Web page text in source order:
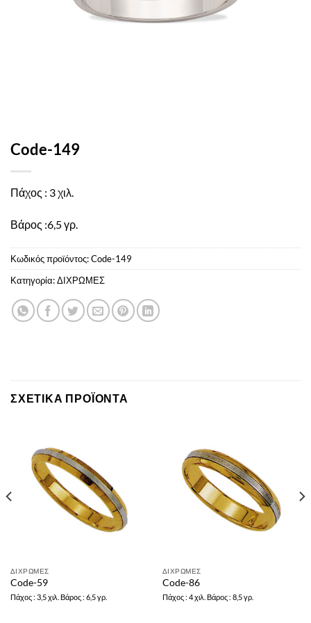
Code-149
Πάχος : 3 χιλ.
Βάρος :6,5 γρ.
Κωδικός προϊόντος:Code-149
Κατηγορία:ΔΙΧΡΩΜΕΣ
ΣΧΕΤΙΚΆ ΠΡΟΪΌΝΤΑ
ΔΙΧΡΩΜΕΣ
Code-59
Πάχος : 3,5 χιλ. Βάρος : 6,5 γρ.
ΔΙΧΡΩΜΕΣ
Code-86
Πάχος : 4 χιλ. Βάρος : 8,5 γρ.